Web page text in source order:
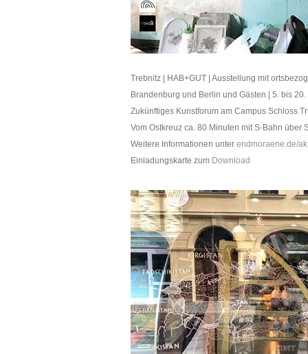
Trebnitz | HAB+GUT | Ausstellung mit
Brandenburg und Berlin und Gästen | 5. bis
Zukünftiges Kunstforum am Campus Schloss
Vom Ostkreuz ca. 80 Minuten mit S-Bahn
Weitere Informationen unter endmoraene.de/
Einladungskarte zum Download